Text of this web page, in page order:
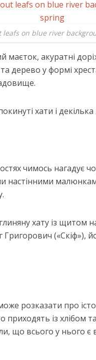
on blue river
акуратні
дерево у формі
хати і
чимось нагадує
настінними
хату із щитом
(«Скіф»),
розказати про
приходять із хлібом
що всього у нього є